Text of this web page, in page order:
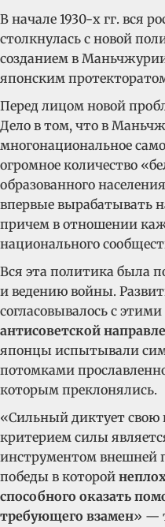
В начале 1930-х гг. вся
столкнулась с новой
созданием в
японским
Перед лицом новой
Дело в том, что в
многонациональное
огромное количество
образованного
впервые вырабатывать
причем в отношении
национального
Вся эта политика была
и ведению войны.
согласовывалось с
антисоветской
японцы испытывали
потомками
которым преклонялись.
«Сильный диктует свою
критерием силы
инструментом внешней
победы в которой
способного оказать
требующего взамен» —